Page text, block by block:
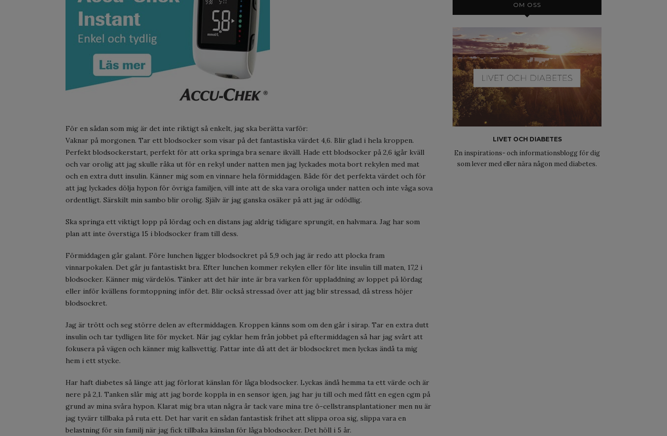
För en sådan som mig är det inte riktigt så enkelt, jag ska berätta varför:
Vaknar på morgonen. Tar ett blodsocker som visar på det fantastiska värdet 4,6. Blir glad i hela kroppen.
Perfekt blodsockerstart, perfekt för att orka springa bra senare ikväll. Hade ett blodsocker på 2,6 igår kväll
och var orolig att jag skulle råka ut för en rekyl under natten men jag lyckades mota bort rekylen med mat
och en extra dutt insulin. Känner mig som en vinnare hela förmiddagen. Både för det perfekta värdet och för
att jag lyckades dölja hypon för övriga familjen, vill inte att de ska vara oroliga under natten och inte våga sova
ordentligt. Särskilt min sambo blir orolig. Själv är jag ganska osäker på att jag är odödlig.
Ska springa ett viktigt lopp på lördag och en distans jag aldrig tidigare sprungit, en halvmara. Jag har som
plan att inte överstiga 15 i blodsocker fram till dess.
Förmiddagen går galant. Före lunchen ligger blodsockret på 5,9 och jag är redo att plocka fram
vinnarpokalen. Det går ju fantastiskt bra. Efter lunchen kommer rekylen eller för lite insulin till maten, 17,2 i
blodsocker. Känner mig värdelös. Tänker att det här inte är bra varken för uppladdning av loppet på lördag
eller inför kvällens formtoppning inför det. Blir också stressad över att jag blir stressad, då stress höjer
blodsockret.
Jag är trött och seg större delen av eftermiddagen. Kroppen känns som om den går i sirap. Tar en extra dutt
insulin och tar tydligen lite för mycket. När jag cyklar hem från jobbet på eftermiddagen så har jag svårt att
fokusera på vägen och känner mig kallsvettig. Fattar inte då att det är blodsockret men lyckas ändå ta mig
hem i ett stycke.
Har haft diabetes så länge att jag förlorat känslan för låga blodsocker. Lyckas ändå hemma ta ett värde och är
nere på 2,1. Tanken slår mig att jag borde koppla in en sensor igen, jag har ju till och med fått en egen cgm på
grund av mina svåra hypon. Klarat mig bra utan några år tack vare mina tre ö-cellstransplantationer men nu är
jag tyvärr tillbaka på ruta ett. Det har varit en sådan fantastisk frihet att slippa oroa sig, slippa vara en
belastning för sin familj när jag fick tillbaka känslan för låga blodsocker. Det höll i 5 år.
OM OSS
LIVET OCH DIABETES
En inspirations- och informationsblogg för dig
som lever med eller nära någon med diabetes.